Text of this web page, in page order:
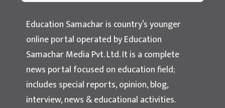
Education Samachar
Nepal's No.1 Educational News Portal
Education Samachar is country’s younger
online portal operated by Education
Samachar Media Pvt. Ltd. It is a complete
news portal focused on education field;
includes special reports, opinion, blog,
interview, news & educational activities.